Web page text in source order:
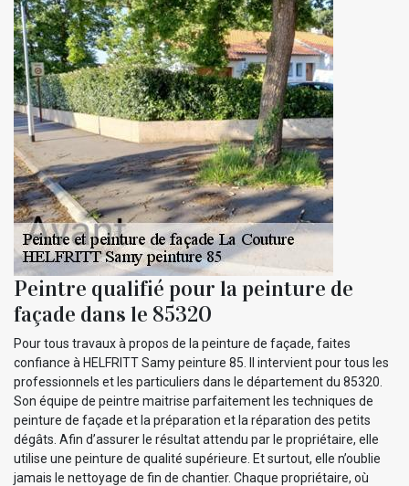
Peintre qualifié pour la peinture de
façade dans le 85320
Pour tous travaux à propos de la peinture de façade, faites
confiance à HELFRITT Samy peinture 85. Il intervient pour tous les
professionnels et les particuliers dans le département du 85320.
Son équipe de peintre maitrise parfaitement les techniques de
peinture de façade et la préparation et la réparation des petits
dégâts. Afin d’assurer le résultat attendu par le propriétaire, elle
utilise une peinture de qualité supérieure. Et surtout, elle n’oublie
jamais le nettoyage de fin de chantier. Chaque propriétaire, où